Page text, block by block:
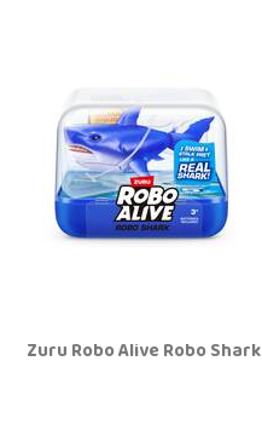
Zuru Robo Alive Robo Shark